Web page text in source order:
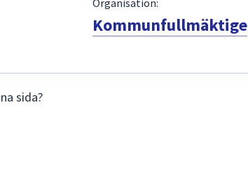
Kommunfullmäktige
sida?